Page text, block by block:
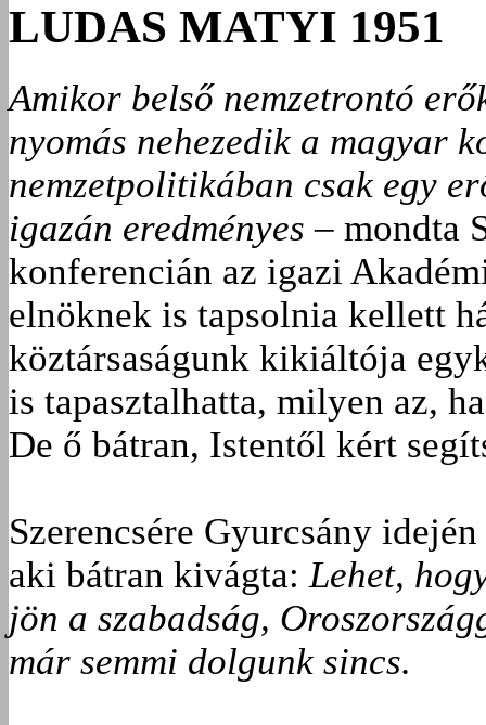
LUDAS MATYI 1951
Amikor belső nemzetrontó
nyomás nehezedik a magyar
nemzetpolitikában csak egy
igazán eredményes – mondta
konferencián az igazi
elnöknek is tapsolnia kellett
köztársaságunk kikiáltója
is tapasztalhatta, milyen az,
De ő bátran, Istentől kért
Szerencsére Gyurcsány
aki bátran kivágta: Lehet,
jön a szabadság,
már semmi dolgunk sincs.